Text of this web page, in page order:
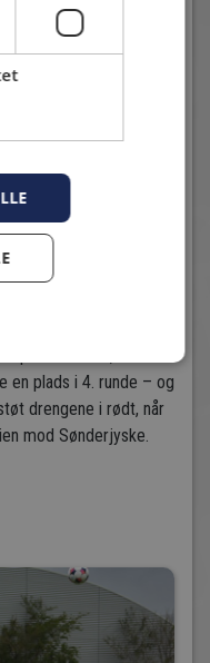
20 kr. pr. billet
andet er angivet
(børn under 15 år kan
hjemmeside)
en plads i 4. runde – og
drengene i rødt, når
mod Sønderjyske.